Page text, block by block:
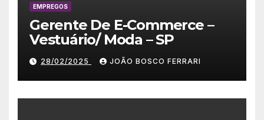
EMPREGOS
Gerente De E-Commerce –
Vestuário/ Moda – SP
28/02/2025 JOÃO BOSCO FERRARI